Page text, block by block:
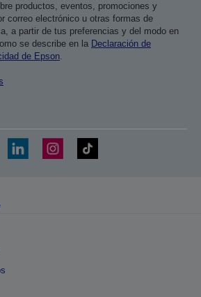
productos, eventos, promociones y
correo electrónico u otras formas de
a partir de tus preferencias y del modo en
se describe en la Declaración de
de Epson.